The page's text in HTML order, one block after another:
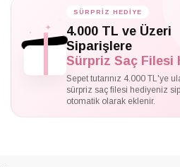
✦
SÜRPRİZ HEDİYE
4.000 TL ve Üzeri
Siparişlere
Sürpriz Saç Filesi
Sepet tutarınız 4.000 TL'ye
sürpriz saç filesi hediyeniz
otomatik olarak eklenir.